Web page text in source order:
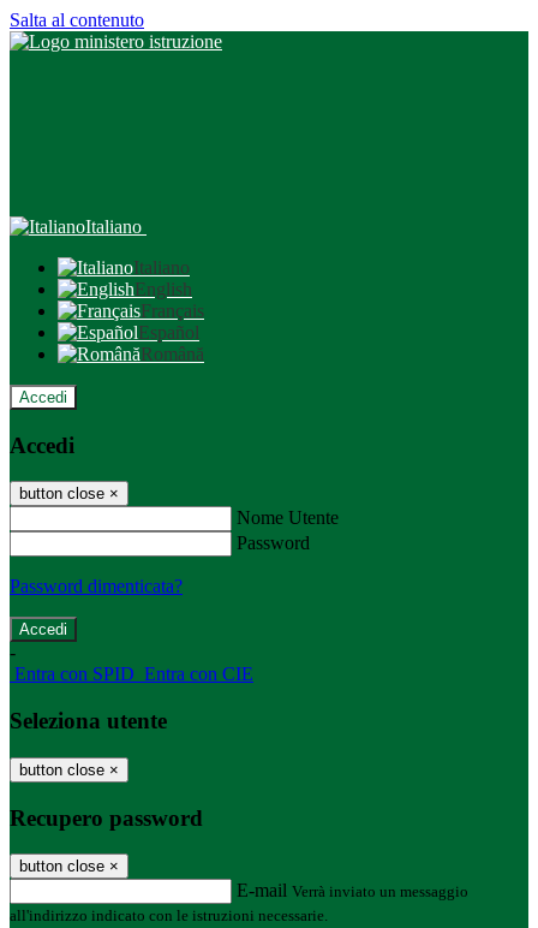
Salta al contenuto
Italiano
Italiano
English
Français
Español
Română
Accedi
Accedi
button close ×
Nome Utente
Password
Password dimenticata?
-
Entra con SPID Entra con CIE
Seleziona utente
button close ×
Recupero password
button close ×
E-mail Verrà inviato un messaggio
all'indirizzo indicato con le istruzioni necessarie.